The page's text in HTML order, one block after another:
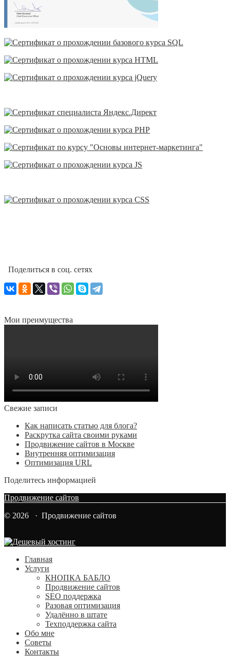
Поделиться в соц. сетях
Мои преимущества
Свежие записи
Как написать статью для блога?
Раскрутка сайта своими руками
Продвижение сайтов в Москве
Внутренняя оптимизация
Оптимизация URL
Поделитесь информацией
Продвижение сайтов
© 2026 · Продвижение сайтов
Главная
Услуги
КНОПКА БАБЛО
Продвижение сайтов
SEO поддержка
Разовая оптимизация
Удалённо в штате
Техподдержка сайта
Обо мне
Советы
Контакты